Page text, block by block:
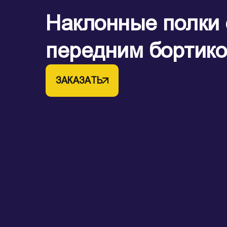
Наклонные полки
передним
ЗАКАЗАТЬ